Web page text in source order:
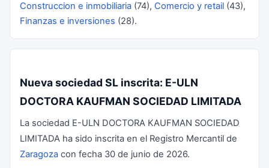
Construccion e inmobiliaria (74), Comercio y retail (43),
Finanzas e inversiones (28).
Nueva sociedad SL inscrita: E-ULN
DOCTORA KAUFMAN SOCIEDAD LIMITADA
La sociedad E-ULN DOCTORA KAUFMAN SOCIEDAD
LIMITADA ha sido inscrita en el Registro Mercantil de
Zaragoza con fecha 30 de junio de 2026.